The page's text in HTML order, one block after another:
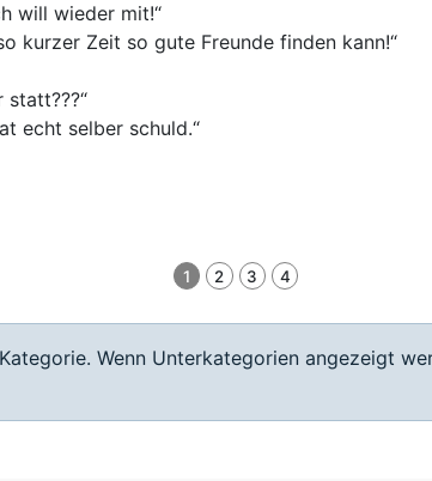
will wieder mit!“
kurzer Zeit so gute Freunde finden kann!“
statt???“
echt selber schuld.“
1 2 3 4
Wenn Unterkategorien angezeigt